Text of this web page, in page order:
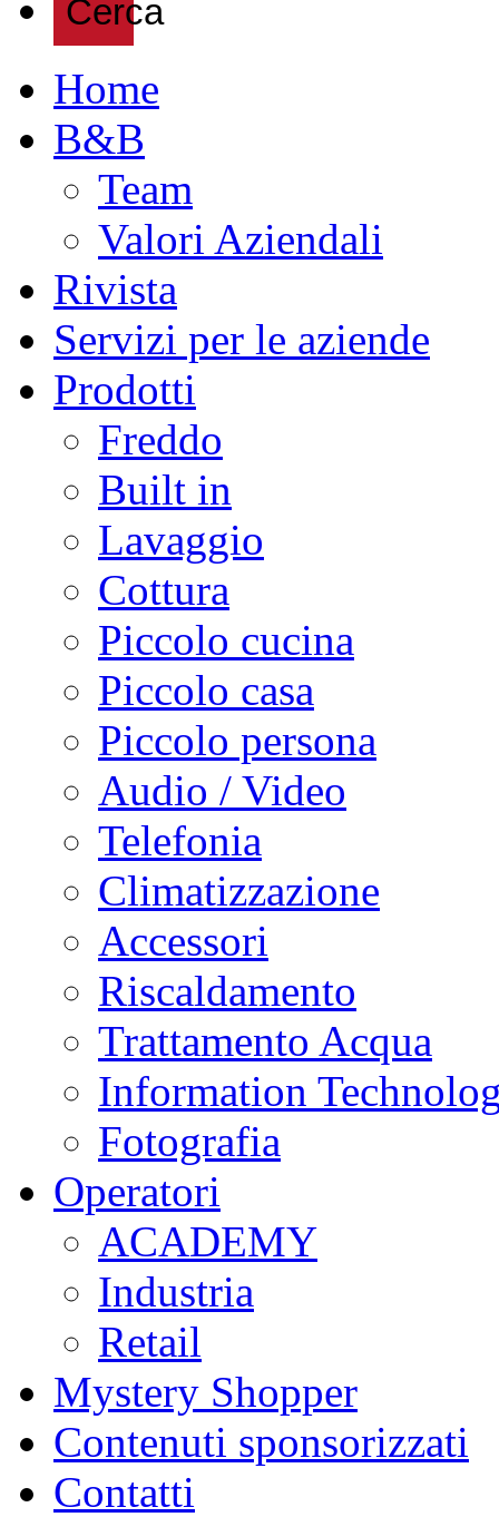
Home
B&B
Team
Valori Aziendali
Rivista
Servizi per le aziende
Prodotti
Freddo
Built in
Lavaggio
Cottura
Piccolo cucina
Piccolo casa
Piccolo persona
Audio / Video
Telefonia
Climatizzazione
Accessori
Riscaldamento
Trattamento Acqua
Information
Fotografia
Operatori
ACADEMY
Industria
Retail
Mystery Shopper
Contenuti sponsorizzati
Contatti